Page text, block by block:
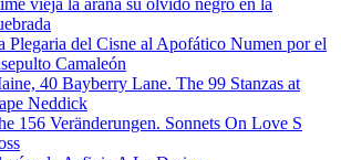
Plegaria del Cisne al Apofático Numen por el
Camaleón
40 Bayberry Lane. The 99 Stanzas at
Neddick
156 Veränderungen. Sonnets On Love S